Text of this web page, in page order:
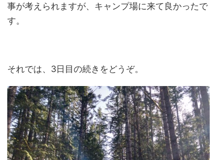
事が考えられますが、キャンプ場に来て良かったで
す。
それでは、3日目の続きをどうぞ。